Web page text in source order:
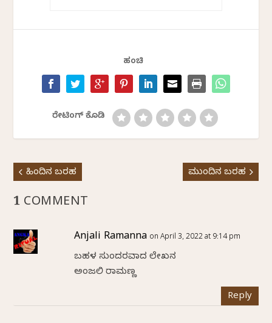
ಹಂಚಿ
ರೇಟಿಂಗ್ ಕೊಡಿ
ಹಿಂದಿನ ಬರಹ ಮುಂದಿನ ಬರಹ
1 COMMENT
Anjali Ramanna on April 3, 2022 at 9:14 pm
ಬಹಳ ಸುಂದರವಾದ ಲೇಖನ
ಅಂಜಲಿ ರಾಮಣ್ಣ
Reply